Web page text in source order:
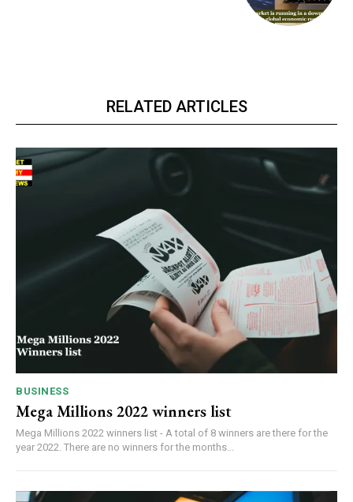
RELATED ARTICLES
BUSINESS
Mega Millions 2022 winners list
Mega Millions 2022 winners list - A total of 8 winners are there for the
year 2022. There are no winners for the months...